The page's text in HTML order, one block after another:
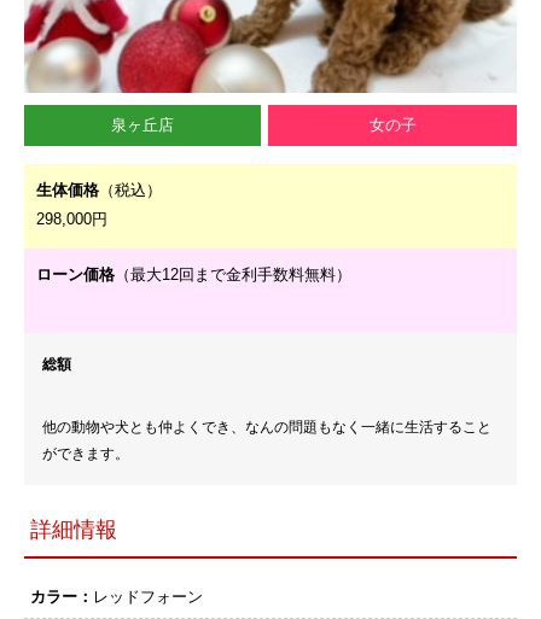
泉ヶ丘店 女の子
生体価格 （税込）
298,000円
ローン価格 （最大12回まで金利手数料無料）
総額
他の動物や犬とも仲よくでき、なんの問題もなく一緒に生活すること
ができます。
詳細情報
カラー： レッドフォーン